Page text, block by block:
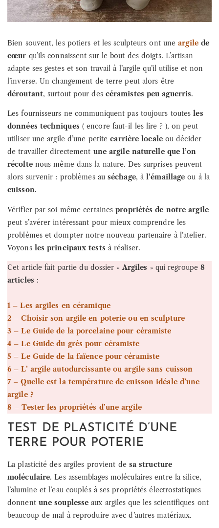
Bien souvent, les potiers et les sculpteurs ont uneargilede
cœur qu’ils connaissent sur le bout des doigts. L’artisan
adapte ses gestes et son travail à l’argile qu’il utilise et non
l’inverse. Un changement de terre peut alors être
déroutant, surtout pour des céramistes peu aguerris.
Les fournisseurs ne communiquent pas toujours toutesles
données techniques ( encore faut-il les lire ? ), on peut
utiliser une argile d’une petitecarrière localeou décider
de travailler directement une argile naturelle que l’on
récoltenous même dans la nature. Des surprises peuvent
alors survenir : problèmes auséchage, àl’émaillageou à la
cuisson.
Vérifier par soi même certainespropriétés de notre argile
peut s’avérer intéressant pour mieux comprendre les
problèmes et dompter notre nouveau partenaire à l’atelier.
Voyonsles principaux tests à réaliser.
Cet article fait partie du dossier «Argiles » qui regroupe8
articles :
1 – Les argiles en céramique
2 – Choisir son argile en poterie ou en sculpture
3 – Le Guide de la porcelaine pour céramiste
4 – Le Guide du grès pour céramiste
5 – Le Guide de la faïence pour céramiste
6 – L’ argile autodurcissante ou argile sans cuisson
7 – Quelle est la température de cuisson idéale d’une
argile ?
8 – Tester les propriétés d’une argile
TEST DE PLASTICITÉ D’UNE
TERRE POUR POTERIE
La plasticité des argiles provient de sa structure
moléculaire. Les assemblages moléculaires entre la silice,
l’alumine et l’eau couplés à ses propriétés électrostatiques
donnent une souplesse aux argiles que les scientifiques ont
beaucoup de mal à reproduire avec d’autres matériaux.